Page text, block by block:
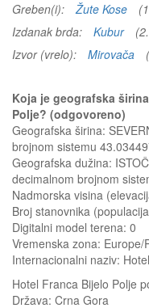
Greben(i):
Žute Kose
Izdanak brda:
Kubur
Izvor (vrelo):
Mirovača
Koja je geografska
Polje? (odgovoreno)
Geografska širina:
brojnom sistemu
Geografska dužina:
decimalnom brojnom
Nadmorska visina
Broj stanovnika
Digitalni model terena: 0
Vremenska zona: Europe/
Internacionalni naziv:
Hotel Franca Bijelo Polje
Država: Crna Gora